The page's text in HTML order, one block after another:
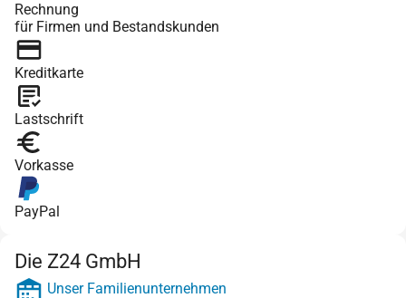
Rechnung
für Firmen und Bestandskunden
Kreditkarte
Lastschrift
Vorkasse
PayPal
Die Z24 GmbH
Unser Familienunternehmen